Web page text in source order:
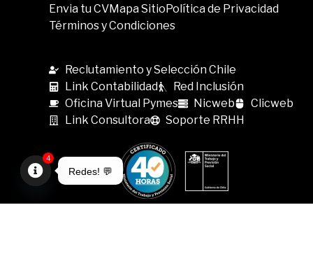
Envia tu CVMapa SitioPolítica de Privacidad
Términos y Condiciones
Reclutamiento y Selección Chile
Link Contabilidad
Red Inclusión
Oficina Virtual Pymes
Nicweb
Clicweb
Link Consultora
Soporte RRHH
Redes! 💬
4